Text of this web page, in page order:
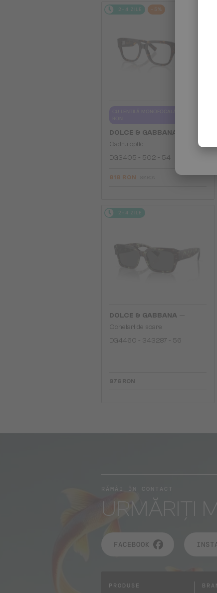
2-4 ZILE -5%
DOLCE & GABBANA
Cadru optic
DG3405 - ​502 - ​54
818 RON
2-4 ZILE
DOLCE & GABBANA
Ochelari de soare
DG4460 - ​343287 - ​56
976 RON
RĂMÂI ÎN CONTACT
URMĂRIȚI
FACEBOOK
PRODUSE